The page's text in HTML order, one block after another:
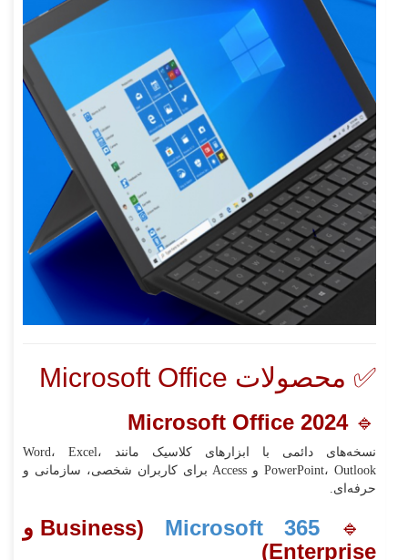
✅ محصولات Microsoft Office
🔹
Microsoft Office 2024
نسخه‌های دائمی با ابزارهای کلاسیک مانند Word، Excel،
PowerPoint، Outlook و Access برای کاربران شخصی، سازمانی و
حرفه‌ای.
🔹
Microsoft 365
(Business و
Enterprise)